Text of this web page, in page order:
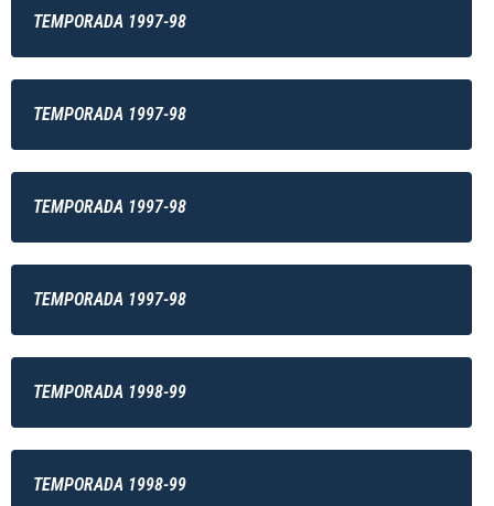
TEMPORADA 1997-98
TEMPORADA 1997-98
TEMPORADA 1997-98
TEMPORADA 1997-98
TEMPORADA 1998-99
TEMPORADA 1998-99